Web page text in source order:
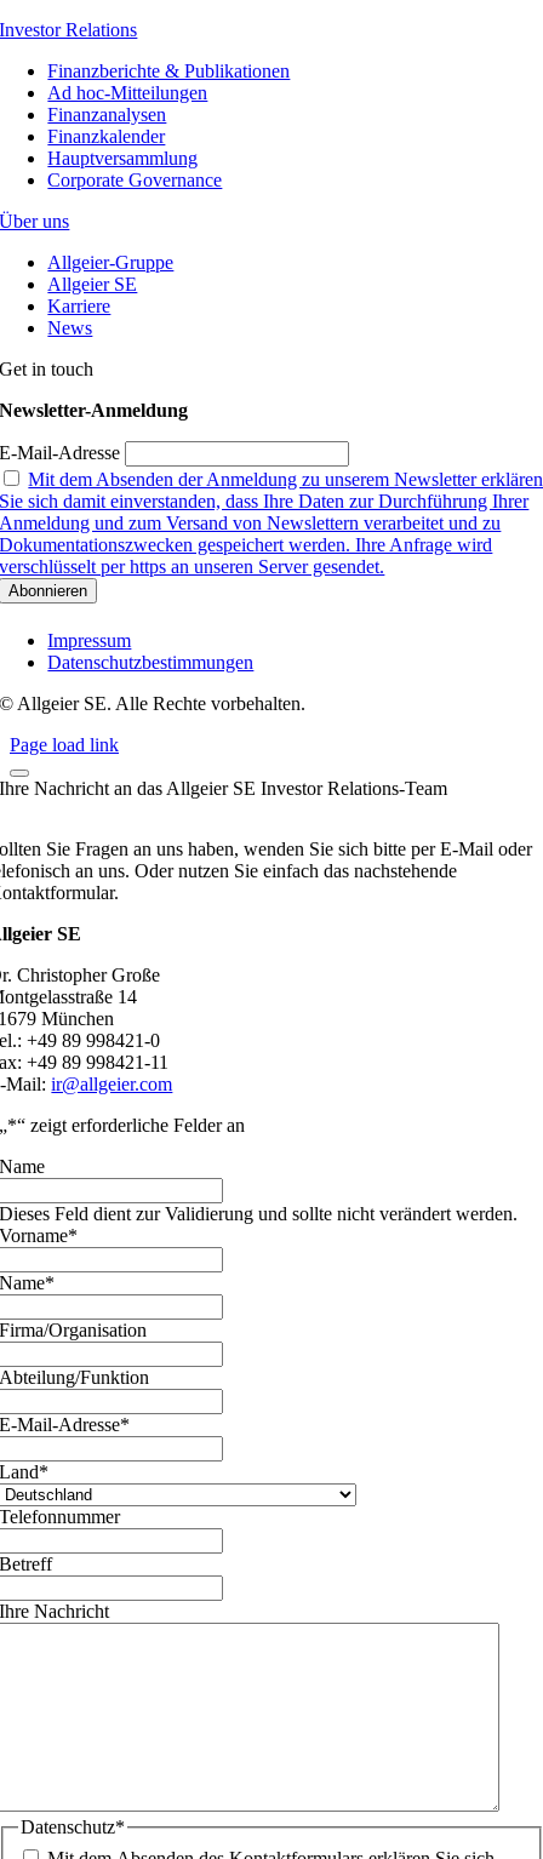
Investor Relations
Finanzberichte & Publikationen
Ad hoc-Mitteilungen
Finanzanalysen
Finanzkalender
Hauptversammlung
Corporate Governance
Über uns
Allgeier-Gruppe
Allgeier SE
Karriere
News
Get in touch
Newsletter-Anmeldung
E-Mail-Adresse
Mit dem Absenden der Anmeldung zu unserem Newsletter erklären
Sie sich damit einverstanden, dass Ihre Daten zur Durchführung Ihrer
Anmeldung und zum Versand von Newslettern verarbeitet und zu
Dokumentationszwecken gespeichert werden. Ihre Anfrage wird
verschlüsselt per https an unseren Server gesendet.
Impressum
Datenschutzbestimmungen
© Allgeier SE. Alle Rechte vorbehalten.
Page load link
Ihre Nachricht an das Allgeier SE Investor Relations-Team
Sie Fragen an uns haben, wenden Sie sich bitte per E-Mail oder
an uns. Oder nutzen Sie einfach das nachstehende
SE
Christopher Große
14
München
+49 89 998421-0
+49 89 998421-11
Mail:ir@allgeier.com
„*“ zeigt erforderliche Felder an
Name
Dieses Feld dient zur Validierung und sollte nicht verändert werden.
Vorname*
Name*
Firma/Organisation
Abteilung/Funktion
E-Mail-Adresse*
Land*
Telefonnummer
Betreff
Ihre Nachricht
Datenschutz*